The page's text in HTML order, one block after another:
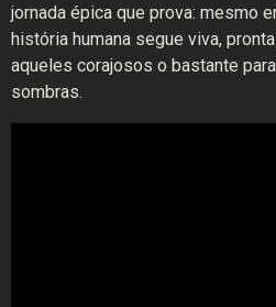
jornada épica que prova: mesmo
história humana segue viva,
aqueles corajosos o bastante
sombras.